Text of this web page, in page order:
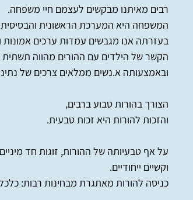
רבים מאיתנו מבקשים לעצמם חיי משפחה.
המשפחה היא המערכת הראשונית
בעזרתה אנו מגבשים עמדות ערכים אמונות
הקשר של הילדים עם ההורים מהווה
ובאמצעותה א.נשים ממלאים צרכים של
הצורך בהורות טבוע ברבים,
והזכות להורות היא זכות טבעית.
על אף טבעיותה של ההורות, זוגות חד
וקשיים ייחודיים.
כניסה להורות מאתגרת מבחינות רבות: